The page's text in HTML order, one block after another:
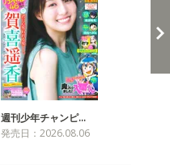
週刊少年チャンピ…
発売日：2026.08.06